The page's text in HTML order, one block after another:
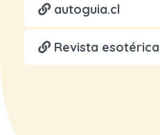
autoguia.cl
Revista esotérica